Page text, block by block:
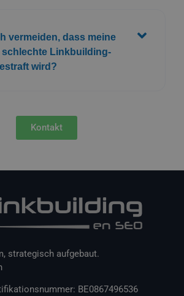
vermeiden, dass meine
schlechte Linkbuilding-
wird?
Kontakt
strategisch aufgebaut.
BE0867496536